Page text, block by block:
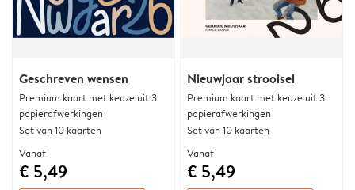
Geschreven wensen
Premium kaart met keuze uit 3
papierafwerkingen
Set van 10 kaarten
Vanaf
€ 5,49
Nieuwjaar strooisel
Premium kaart met keuze uit 3
papierafwerkingen
Set van 10 kaarten
Vanaf
€ 5,49